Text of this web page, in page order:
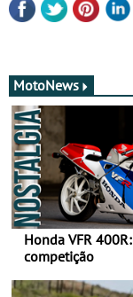
MotoNews
Honda VFR
competição